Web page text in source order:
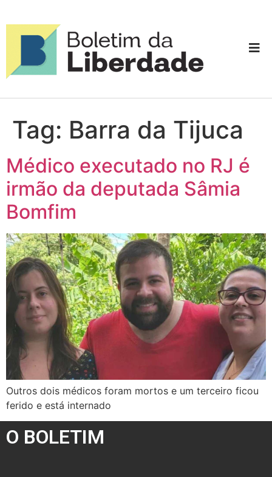
Tag: Barra da Tijuca
Médico executado no RJ é
irmão da deputada Sâmia
Bomfim
Outros dois médicos foram mortos e um terceiro ficou
ferido e está internado
O BOLETIM